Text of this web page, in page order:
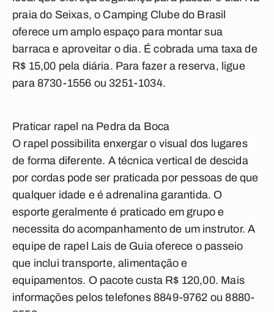
praia do Seixas, o Camping Clube do Brasil
oferece um amplo espaço para montar sua
barraca e aproveitar o dia. É cobrada uma taxa de
R$ 15,00 pela diária. Para fazer a reserva, ligue
para 8730-1556 ou 3251-1034.
Praticar rapel na Pedra da Boca
O rapel possibilita enxergar o visual dos lugares
de forma diferente. A técnica vertical de descida
por cordas pode ser praticada por pessoas de que
qualquer idade e é adrenalina garantida. O
esporte geralmente é praticado em grupo e
necessita do acompanhamento de um instrutor. A
equipe de rapel Lais de Guia oferece o passeio
que inclui transporte, alimentação e
equipamentos. O pacote custa R$ 120,00. Mais
informações pelos telefones 8849-9762 ou 8880-